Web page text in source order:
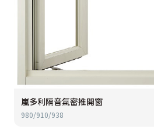
嵐多利隔音氣密推開窗
980/910/938